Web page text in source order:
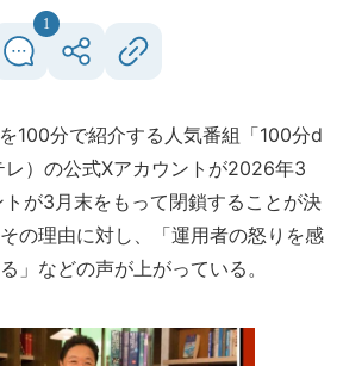
1
100分で紹介する人気番組「100分d
）の公式Xアカウントが2026年3
が3月末をもって閉鎖することが決
の理由に対し、「運用者の怒りを感
」などの声が上がっている。